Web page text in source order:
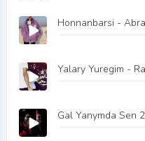
Honnanbarsi -
Yalary Yuregim -
Gal Yanymda Sen